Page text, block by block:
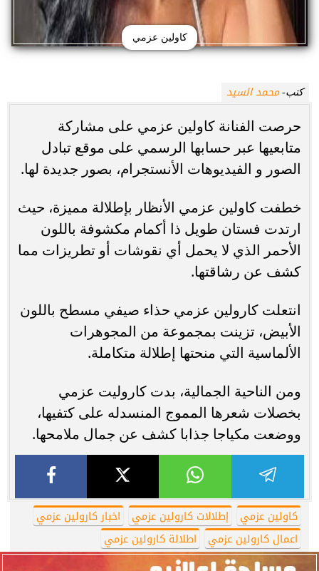
كاولين عزمي
كتب-محمد السيد
حرصت الفنانة كاولين عزمي على مشاركة
متابعيها عبر حسابها الرسمي على موقع تبادل
الصور و الفيديوهات الأنستجرام، بصور جديدة لها.
خطفت كاولين عزمي الأنظار بإطلالة مميزة، حيث
ارتدت فستان طويل ذا أكمام مكشوفة باللون
الأحمر الذي لا يحمل أي نقوشات أو تطريزات مما
كشف عن رشاقتها.
انتعلت كارولين عزمي حذاء صيفي مسطح باللون
الأبيض، تزينت بمجموعة من المجوهرات
الألماسية التي منحتها إطلالة متكاملة.
ومن الناحية الجمالية، بدت كاروليت عزمي
بخصلات شعرها المموج المنسدله على كتفيها،
ووضعت مكياجا جذابا كشف عن جمال ملامحها.
كاولين عزمي إطلالات كارولين عزمي
اخبار كارولين عزمي
اعمال كارولين عزمي
اطلالة كارولين عزمي